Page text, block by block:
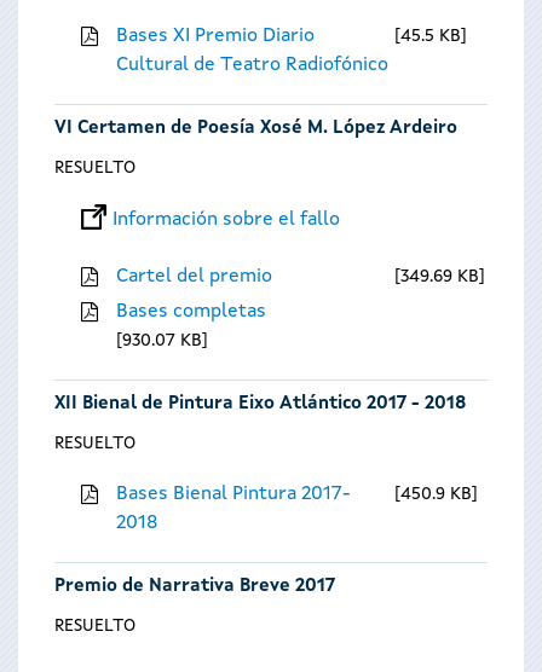
Bases XI Premio Diario
Cultural de Teatro Radiofónico
45.5 KB
VI Certamen de Poesía Xosé M. López Ardeiro
RESUELTO
Información sobre el fallo
Cartel del premio 349.69 KB
Bases completas
930.07 KB
XII Bienal de Pintura Eixo Atlántico 2017 - 2018
RESUELTO
Bases Bienal Pintura 2017-
2018
450.9 KB
Premio de Narrativa Breve 2017
RESUELTO